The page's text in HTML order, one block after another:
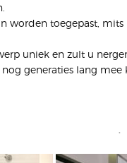
toegepast, mits
uniek en zult u
generaties lang mee